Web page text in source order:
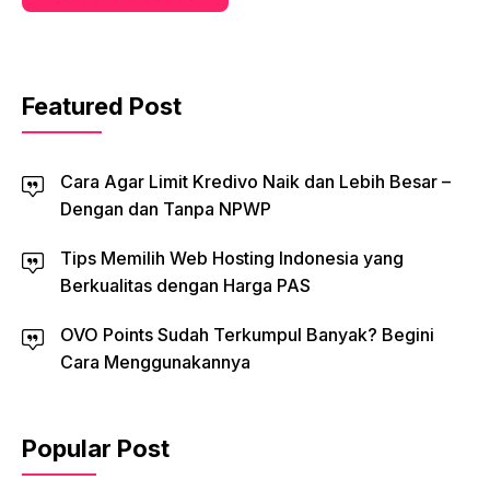
Featured Post
Cara Agar Limit Kredivo Naik dan Lebih Besar –
Dengan dan Tanpa NPWP
Tips Memilih Web Hosting Indonesia yang
Berkualitas dengan Harga PAS
OVO Points Sudah Terkumpul Banyak? Begini
Cara Menggunakannya
Popular Post